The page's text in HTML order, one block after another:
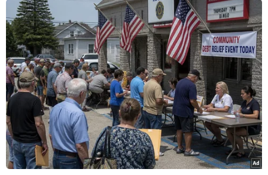
Tác giả Nguyễn Trung Kiên mang tới triển lãm tác phẩm 'Lặng
im.' (Ảnh: Nguyễn Lý Bằng/Vietnam+)